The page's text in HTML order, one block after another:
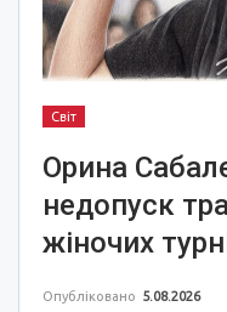
Світ
Орина
недопуск
жіночих
Опубліковано 5.08.2026